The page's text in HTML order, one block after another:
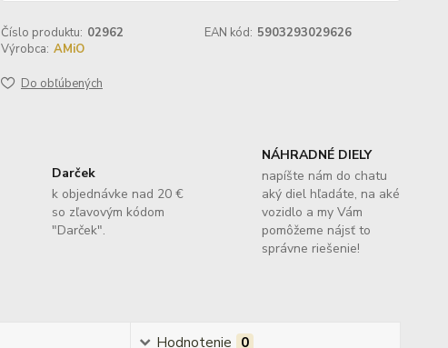
Číslo produktu: 02962 EAN kód: 5903293029626
Výrobca: AMiO
Do obľúbených
Darček
k objednávke nad 20 €
so zľavovým kódom
"Darček".
NÁHRADNÉ DIELY
napíšte nám do chatu
aký diel hľadáte, na aké
vozidlo a my Vám
pomôžeme nájsť to
správne riešenie!
Hodnotenie 0